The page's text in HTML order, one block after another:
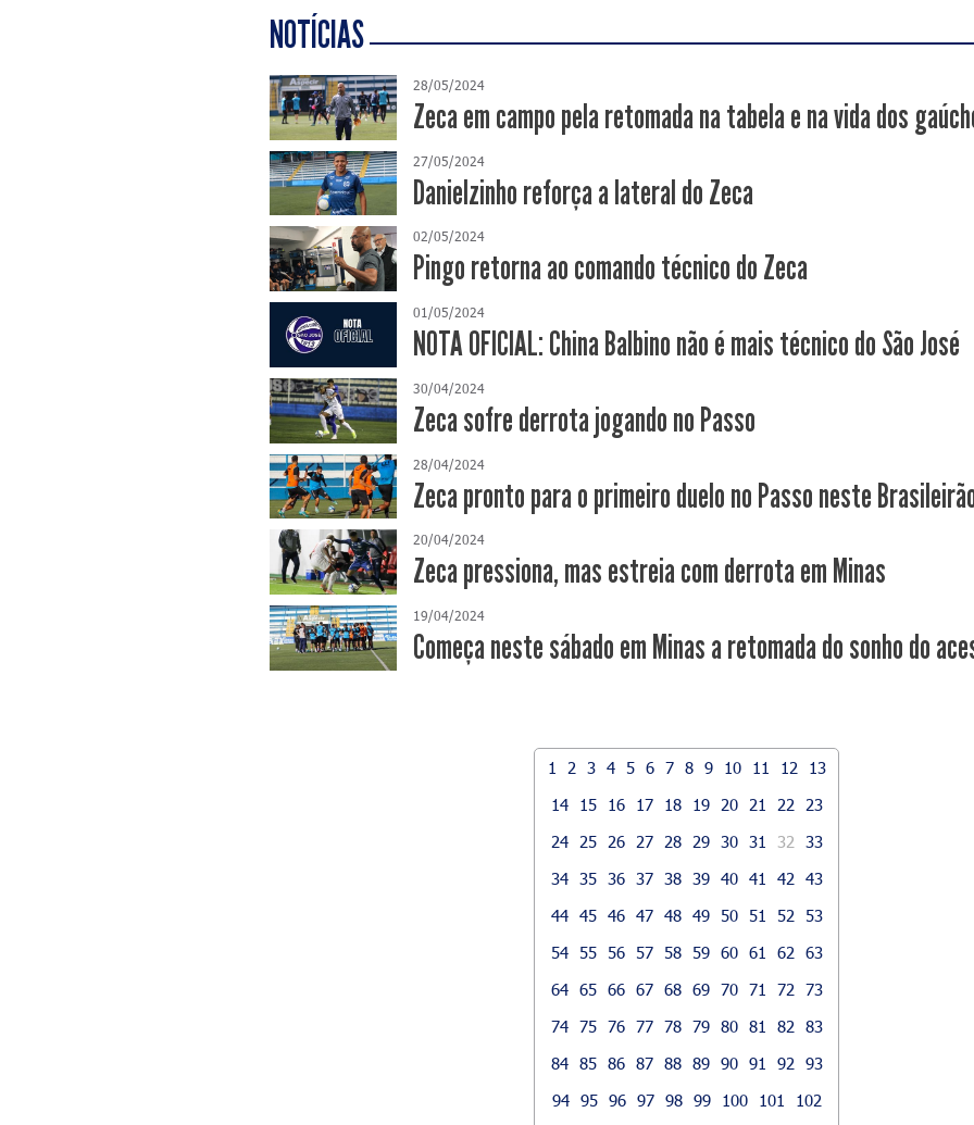
NOTÍCIAS
28/05/2024
Zeca em campo pela retomada na tabela e na vida dos
27/05/2024
Danielzinho reforça a lateral do Zeca
02/05/2024
Pingo retorna ao comando técnico do Zeca
01/05/2024
NOTA OFICIAL: China Balbino não é mais técnico do São José
30/04/2024
Zeca sofre derrota jogando no Passo
28/04/2024
Zeca pronto para o primeiro duelo no Passo neste
20/04/2024
Zeca pressiona, mas estreia com derrota em Minas
19/04/2024
Começa neste sábado em Minas a retomada do sonho do
1 2 3 4 5 6 7 8 9 10 11 12
13
14
15 16 17 18 19 20 21 22
23
24
25 26 27 28 29 30 31 32
33
34 35 36 37 38 39 40 41 42
43
44 45 46 47 48 49 50 51 52
53
54 55 56 57 58 59 60 61 62
63
64 65 66 67 68 69 70 71 72
73
74 75 76 77 78 79 80 81 82
83
84 85 86 87 88 89 90 91 92
93
94 95 96 97 98 99 100 101
102